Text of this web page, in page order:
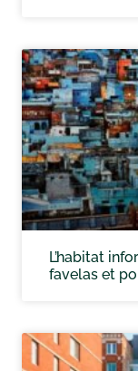
L’habitat
favelas et